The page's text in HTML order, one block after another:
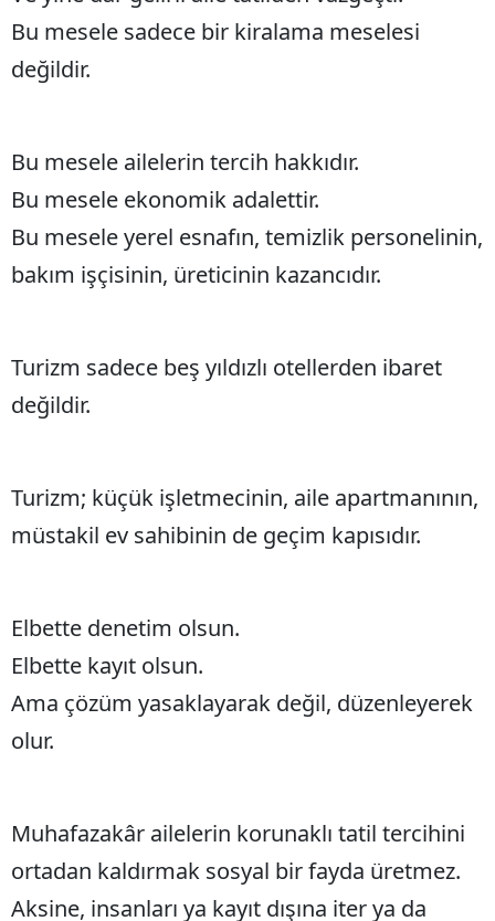
Bu mesele sadece bir kiralama meselesi
değildir.
Bu mesele ailelerin tercih hakkıdır.
Bu mesele ekonomik adalettir.
Bu mesele yerel esnafın, temizlik personelinin,
bakım işçisinin, üreticinin kazancıdır.
Turizm sadece beş yıldızlı otellerden ibaret
değildir.
Turizm; küçük işletmecinin, aile apartmanının,
müstakil ev sahibinin de geçim kapısıdır.
Elbette denetim olsun.
Elbette kayıt olsun.
Ama çözüm yasaklayarak değil, düzenleyerek
olur.
Muhafazakâr ailelerin korunaklı tatil tercihini
ortadan kaldırmak sosyal bir fayda üretmez.
Aksine, insanları ya kayıt dışına iter ya da